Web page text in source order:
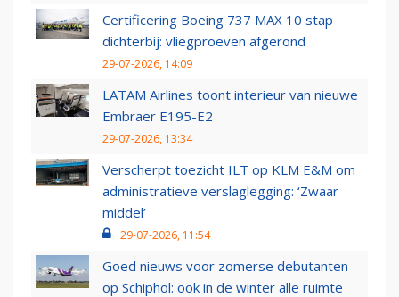
Certificering Boeing 737 MAX 10 stap
dichterbij: vliegproeven afgerond
29-07-2026, 14:09
LATAM Airlines toont interieur van nieuwe
Embraer E195-E2
29-07-2026, 13:34
Verscherpt toezicht ILT op KLM E&M om
administratieve verslaglegging: ‘Zwaar
middel’
29-07-2026, 11:54
Goed nieuws voor zomerse debutanten
op Schiphol: ook in de winter alle ruimte